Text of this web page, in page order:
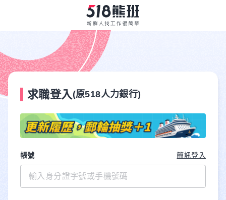
求職登入 (原518人力銀行)
帳號 簡訊登入